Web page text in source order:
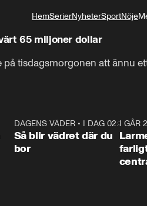
HemSerierNyheterSportNöje
65 miljoner dollar
tisdagsmorgonen att ännu
1:06
DAGENS VÄDER• I DAG 02:30
Så blir vädret där du
bor
I GÅR